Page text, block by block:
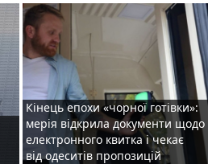
Кінець епохи «чорної готівки»:
мерія відкрила документи щодо
електронного квитка і чекає
від одеситів пропозицій